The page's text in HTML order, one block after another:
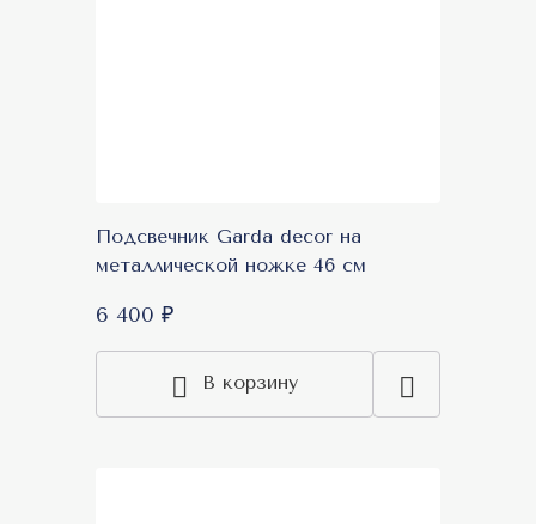
Подсвечник Garda decor на
металлической ножке 46 см
6 400 ₽
В корзину